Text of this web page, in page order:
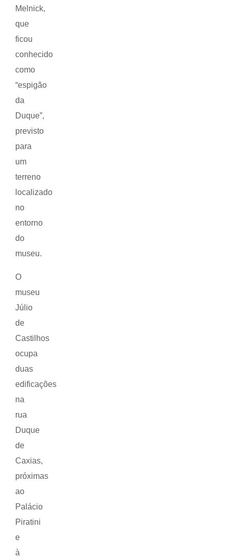
Melnick,
que
ficou
conhecido
como
“espigão
da
Duque”,
previsto
para
um
terreno
localizado
no
entorno
do
museu.
O
museu
Júlio
de
Castilhos
ocupa
duas
edificações
na
rua
Duque
de
Caxias,
próximas
ao
Palácio
Piratini
e
à